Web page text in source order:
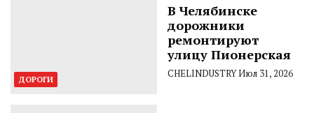
ДОРОГИ
В Челябинске
дорожники
ремонтируют
улицу Пионерская
CHELINDUSTRYИюл 31, 2026